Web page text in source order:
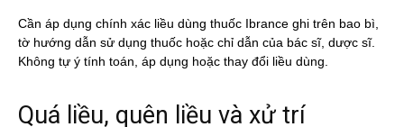
Cần áp dụng chính xác liều dùng thuốc Ibrance ghi trên bao bì,
tờ hướng dẫn sử dụng thuốc hoặc chỉ dẫn của bác sĩ, dược sĩ.
Không tự ý tính toán, áp dụng hoặc thay đổi liều dùng.
Quá liều, quên liều và xử trí